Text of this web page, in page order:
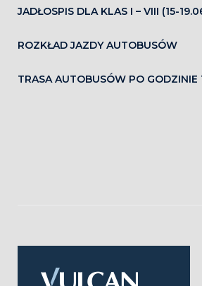
JADŁOSPIS DLA KLAS I – VIII (15-
ROZKŁAD JAZDY AUTOBUSÓW
TRASA AUTOBUSÓW PO GODZINIE